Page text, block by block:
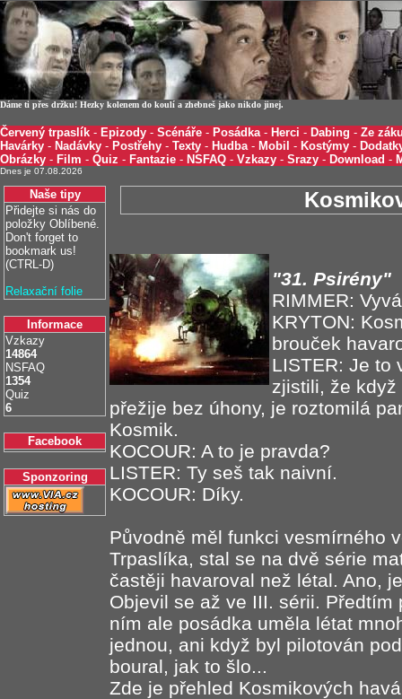
Dáme ti přes držku! Hezky kolenem do koulí a zhebneš jako nikdo jinej.
Červený trpaslík - Epizody - Scénáře - Posádka- Herci - Dabing - Ze
Havárky - Nadávky - Postřehy - Texty - Hudba- Mobil - Kostýmy -
Obrázky - Film - Quiz - Fantazie - NSFAQ - Vzkazy - Srazy - Download -
Dnes je 07.08.2026
Naše tipy
Přidejte si nás do
položky Oblíbené.
Don't forget to
bookmark us!
(CTRL-D)
Relaxační folie
Informace
Vzkazy
14864
NSFAQ
1354
Quiz
6
Facebook
Sponzoring
"31. Psirény"
RIMMER:
KRYTON:
brouček
LISTER: Je to
zjistili, že
přežije bez úhony, je roztomilá
Kosmik.
KOCOUR: A to je pravda?
LISTER: Ty seš tak naivní.
KOCOUR: Díky.
Původně měl funkci vesmírného
Trpaslíka, stal se na dvě série
častěji havaroval než létal. Ano,
Objevil se až ve III. sérii.
ním ale posádka uměla létat
jednou, ani když byl pilotován
boural, jak to šlo...
Zde je přehled Kosmikových